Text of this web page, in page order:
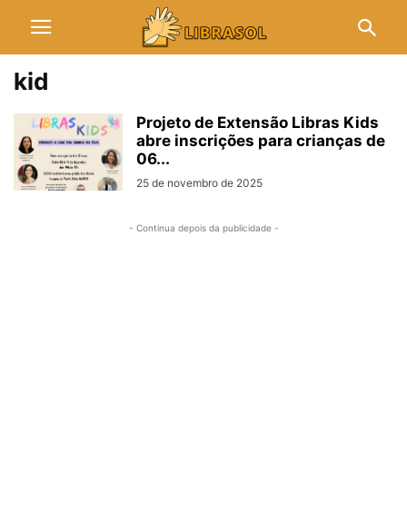
kid
Projeto de Extensão Libras Kids
abre inscrições para crianças de
06...
25 de novembro de 2025
- Continua depois da publicidade -